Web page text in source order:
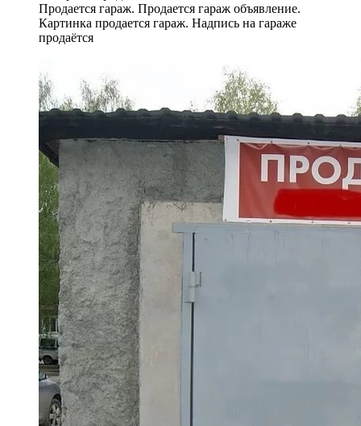
Продается гараж. Продается гараж объявление.
Картинка продается гараж. Надпись на гараже
продаётся